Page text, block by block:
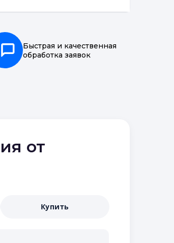
Быстрая и качественная
обработка заявок
от
Купить